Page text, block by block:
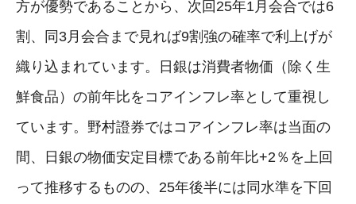
方が優勢であることから、次回25年1月会合では6
割、同3月会合まで見れば9割強の確率で利上げが
織り込まれています。日銀は消費者物価（除く生
鮮食品）の前年比をコアインフレ率として重視し
ています。野村證券ではコアインフレ率は当面の
間、日銀の物価安定目標である前年比+2％を上回
って推移するものの、25年後半には同水準を下回